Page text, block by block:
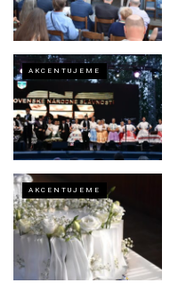
AKCENTUJEME
AKCENTUJEME